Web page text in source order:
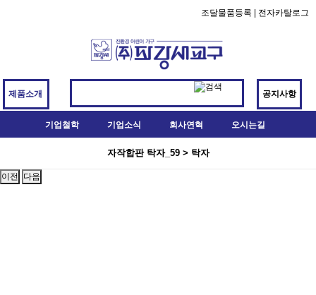
조달물품등록 전자카탈로그
제품소개 공지사항
기업철학 기업소식 회사연혁 오시는길
자작합판 탁자_59 > 탁자
이전 다음